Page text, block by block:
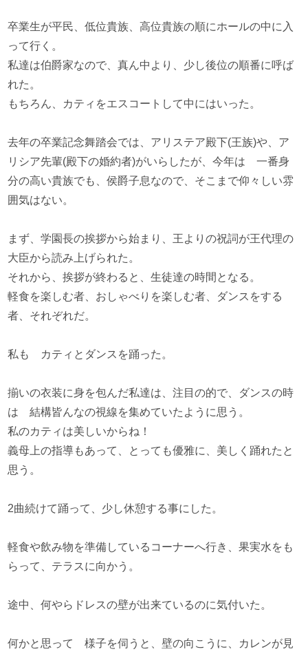
卒業生が平民、低位貴族、高位貴族の順にホールの中に入
って行く。
私達は伯爵家なので、真ん中より、少し後位の順番に呼ば
れた。
もちろん、カティをエスコートして中にはいった。
去年の卒業記念舞踏会では、アリステア殿下(王族)や、ア
リシア先輩(殿下の婚約者)がいらしたが、今年は 一番身
分の高い貴族でも、侯爵子息なので、そこまで仰々しい雰
囲気はない。
まず、学園長の挨拶から始まり、王よりの祝詞が王代理の
大臣から読み上げられた。
それから、挨拶が終わると、生徒達の時間となる。
軽食を楽しむ者、おしゃべりを楽しむ者、ダンスをする
者、それぞれだ。
私も カティとダンスを踊った。
揃いの衣装に身を包んだ私達は、注目の的で、ダンスの時
は 結構皆んなの視線を集めていたように思う。
私のカティは美しいからね！
義母上の指導もあって、とっても優雅に、美しく踊れたと
思う。
2曲続けて踊って、少し休憩する事にした。
軽食や飲み物を準備しているコーナーへ行き、果実水をも
らって、テラスに向かう。
途中、何やらドレスの壁が出来ているのに気付いた。
何かと思って 様子を伺うと、壁の向こうに、カレンが見